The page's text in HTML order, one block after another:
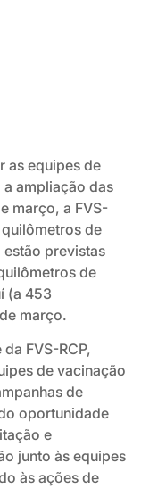
as equipes de
ampliação das
março, a FVS-
de
estão previstas
de
(a 453
março.
FVS-RCP,
de vacinação
de
oportunidade
e
junto às equipes
às ações de